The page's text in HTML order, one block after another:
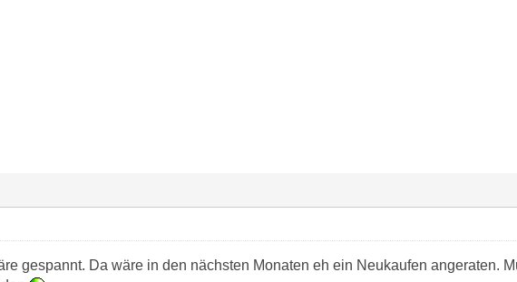
gespannt. Da wäre in den nächsten Monaten eh ein Neukaufen angeraten.